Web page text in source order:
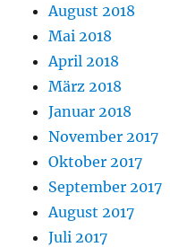
August 2018
Mai 2018
April 2018
März 2018
Januar 2018
November 2017
Oktober 2017
September 2017
August 2017
Juli 2017